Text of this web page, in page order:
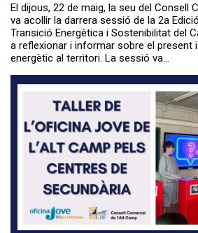
El dijous, 22 de maig, la seu del Consell
va acollir la darrera sessió de la 2a
Transició Energètica i Sostenibilitat del
a reflexionar i informar sobre el present
energètic al territori. La sessió va...